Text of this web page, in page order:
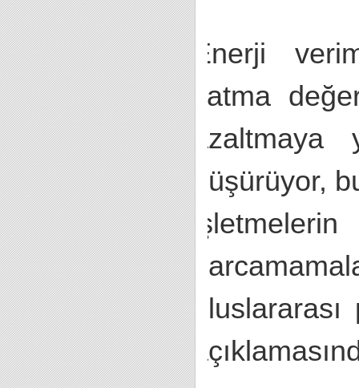
Enerji
katma
azaltmaya
düşürüyor,
uluslararası